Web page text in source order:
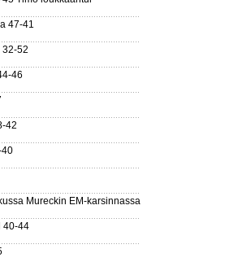
47-41
32-52
46
42
40
Mureckin EM-karsinnassa
40-44